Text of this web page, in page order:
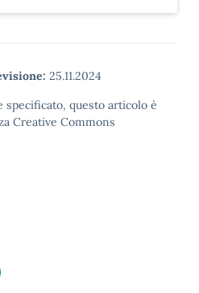
25.11.2024
specificato, questo articolo è
Creative Commons